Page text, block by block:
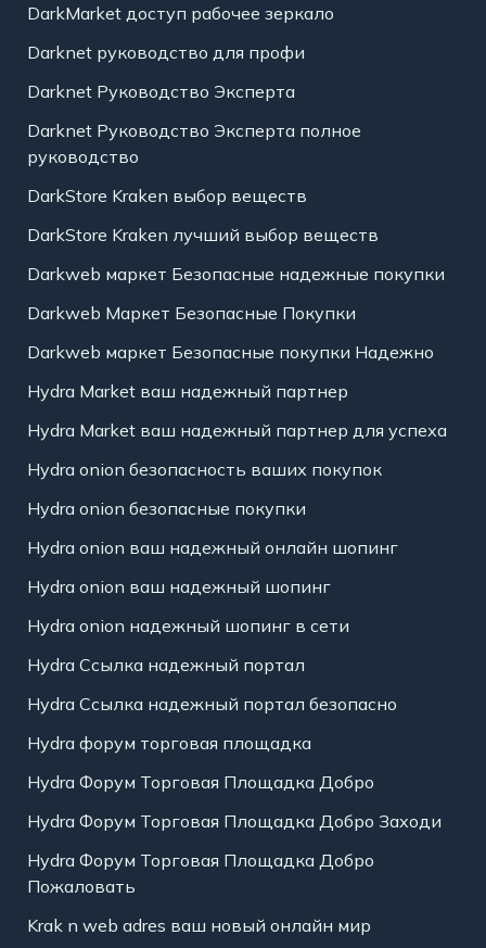
DarkMarket доступ рабочее зеркало
Darknet руководство для профи
Darknet Руководство Эксперта
Darknet Руководство Эксперта полное
руководство
DarkStore Kraken выбор веществ
DarkStore Kraken лучший выбор веществ
Darkweb маркет Безопасные надежные покупки
Darkweb Маркет Безопасные Покупки
Darkweb маркет Безопасные покупки Надежно
Hydra Market ваш надежный партнер
Hydra Market ваш надежный партнер для успеха
Hydra onion безопасность ваших покупок
Hydra onion безопасные покупки
Hydra onion ваш надежный онлайн шопинг
Hydra onion ваш надежный шопинг
Hydra onion надежный шопинг в сети
Hydra Ссылка надежный портал
Hydra Ссылка надежный портал безопасно
Hydra форум торговая площадка
Hydra Форум Торговая Площадка Добро
Hydra Форум Торговая Площадка Добро Заходи
Hydra Форум Торговая Площадка Добро
Пожаловать
Krak n web adres ваш новый онлайн мир